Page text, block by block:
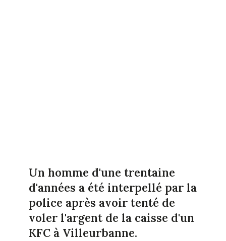
Un homme d'une trentaine
d'années a été interpellé par la
police après avoir tenté de
voler l'argent de la caisse d'un
KFC à Villeurbanne.